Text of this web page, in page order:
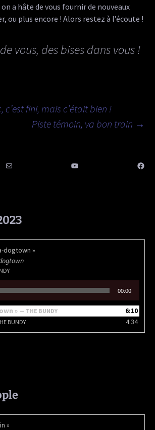
a hâte de vous fournir de nouveaux
ou plus encore ! Alors restez à l’écoute !
vous, des bises dans vous !
c’est fini, mais c’était bien !
Piste témoin, va bon train →
E-mail YouTube
dogtown »
00:00
» — THE BUNDY
6:10
BUNDY 4:34
»